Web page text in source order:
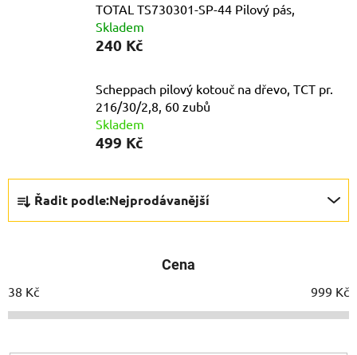
TOTAL TS730301-SP-44 Pilový pás,
Skladem
240 Kč
Scheppach pilový kotouč na dřevo, TCT pr.
216/30/2,8, 60 zubů
Skladem
499 Kč
í
p
Řadit podle:Nejprodávanější
Cena
38 Kč 999 Kč